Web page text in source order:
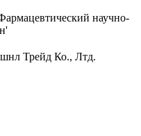
научно-
Трейд Ко., Лтд.